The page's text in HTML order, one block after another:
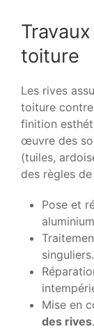
toiture
Les rives
toiture
finition
œuvre des
(tuiles,
des règles de
Pose et
singuliers.
Mise en
des rives.